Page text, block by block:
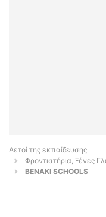
Αετοί της εκπαίδευσης
Φροντιστήρια, Ξένες
BENAKI SCHOOLS